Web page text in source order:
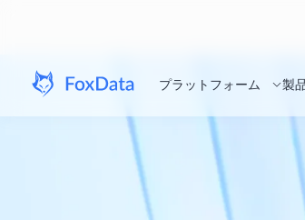
プラットフォーム 製